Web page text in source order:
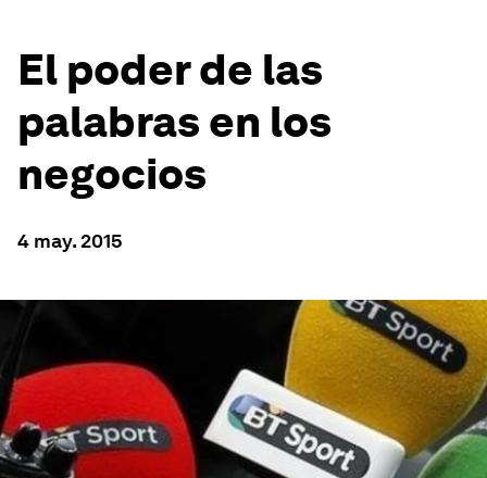
El poder de las
palabras en los
negocios
4 may. 2015